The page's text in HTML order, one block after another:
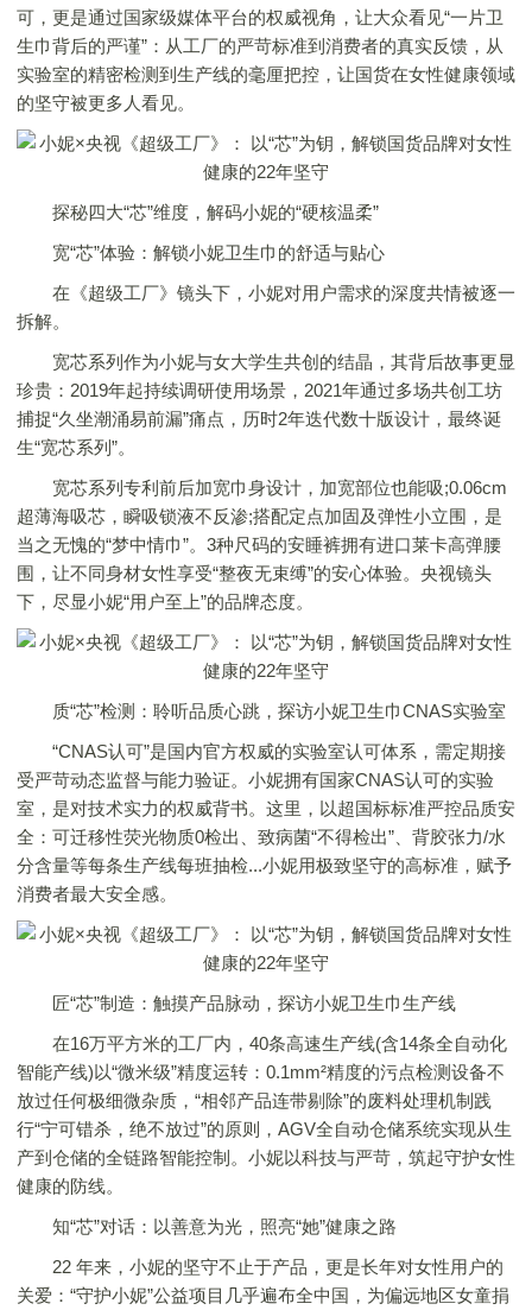
可，更是通过国家级媒体平台的权威视角，让大众看见“一片卫
生巾背后的严谨”：从工厂的严苛标准到消费者的真实反馈，从
实验室的精密检测到生产线的毫厘把控，让国货在女性健康领域
的坚守被更多人看见。
探秘四大“芯”维度，解码小妮的“硬核温柔”
宽“芯”体验：解锁小妮卫生巾的舒适与贴心
在《超级工厂》镜头下，小妮对用户需求的深度共情被逐一
拆解。
宽芯系列作为小妮与女大学生共创的结晶，其背后故事更显
珍贵：2019年起持续调研使用场景，2021年通过多场共创工坊
捕捉“久坐潮涌易前漏”痛点，历时2年迭代数十版设计，最终诞
生“宽芯系列”。
宽芯系列专利前后加宽巾身设计，加宽部位也能吸;0.06cm
超薄海吸芯，瞬吸锁液不反渗;搭配定点加固及弹性小立围，是
当之无愧的“梦中情巾”。3种尺码的安睡裤拥有进口莱卡高弹腰
围，让不同身材女性享受“整夜无束缚”的安心体验。央视镜头
下，尽显小妮“用户至上”的品牌态度。
质“芯”检测：聆听品质心跳，探访小妮卫生巾CNAS实验室
“CNAS认可”是国内官方权威的实验室认可体系，需定期接
受严苛动态监督与能力验证。小妮拥有国家CNAS认可的实验
室，是对技术实力的权威背书。这里，以超国标标准严控品质安
全：可迁移性荧光物质0检出、致病菌“不得检出”、背胶张力/水
分含量等每条生产线每班抽检...小妮用极致坚守的高标准，赋予
消费者最大安全感。
匠“芯”制造：触摸产品脉动，探访小妮卫生巾生产线
在16万平方米的工厂内，40条高速生产线(含14条全自动化
智能产线)以“微米级”精度运转：0.1mm²精度的污点检测设备不
放过任何极细微杂质，“相邻产品连带剔除”的废料处理机制践
行“宁可错杀，绝不放过”的原则，AGV全自动仓储系统实现从生
产到仓储的全链路智能控制。小妮以科技与严苛，筑起守护女性
健康的防线。
知“芯”对话：以善意为光，照亮“她”健康之路
22 年来，小妮的坚守不止于产品，更是长年对女性用户的
关爱：“守护小妮”公益项目几乎遍布全中国，为偏远地区女童捐